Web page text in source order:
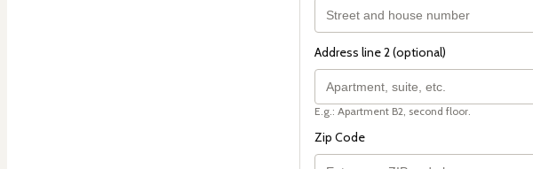
Address line 2 (optional)
E.g.: Apartment B2, second floor.
Zip Code